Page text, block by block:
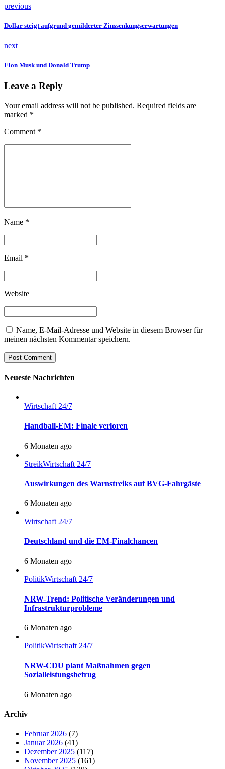
previous
Dollar steigt aufgrund gemilderter Zinssenkungserwartungen
next
Elon Musk und Donald Trump
Leave a Reply
Your email address will not be published. Required fields are
marked *
Comment *
Name *
Email *
Website
Name, E-Mail-Adresse und Website in diesem Browser für
meinen nächsten Kommentar speichern.
Post Comment
Neueste Nachrichten
Wirtschaft 24/7
Handball-EM: Finale verloren
6 Monaten ago
StreikWirtschaft 24/7
Auswirkungen des Warnstreiks auf BVG-Fahrgäste
6 Monaten ago
Wirtschaft 24/7
Deutschland und die EM-Finalchancen
6 Monaten ago
PolitikWirtschaft 24/7
NRW-Trend: Politische Veränderungen und
Infrastrukturprobleme
6 Monaten ago
PolitikWirtschaft 24/7
NRW-CDU plant Maßnahmen gegen
Sozialleistungsbetrug
6 Monaten ago
Archiv
Februar 2026 (7)
Januar 2026 (41)
Dezember 2025 (117)
November 2025 (161)